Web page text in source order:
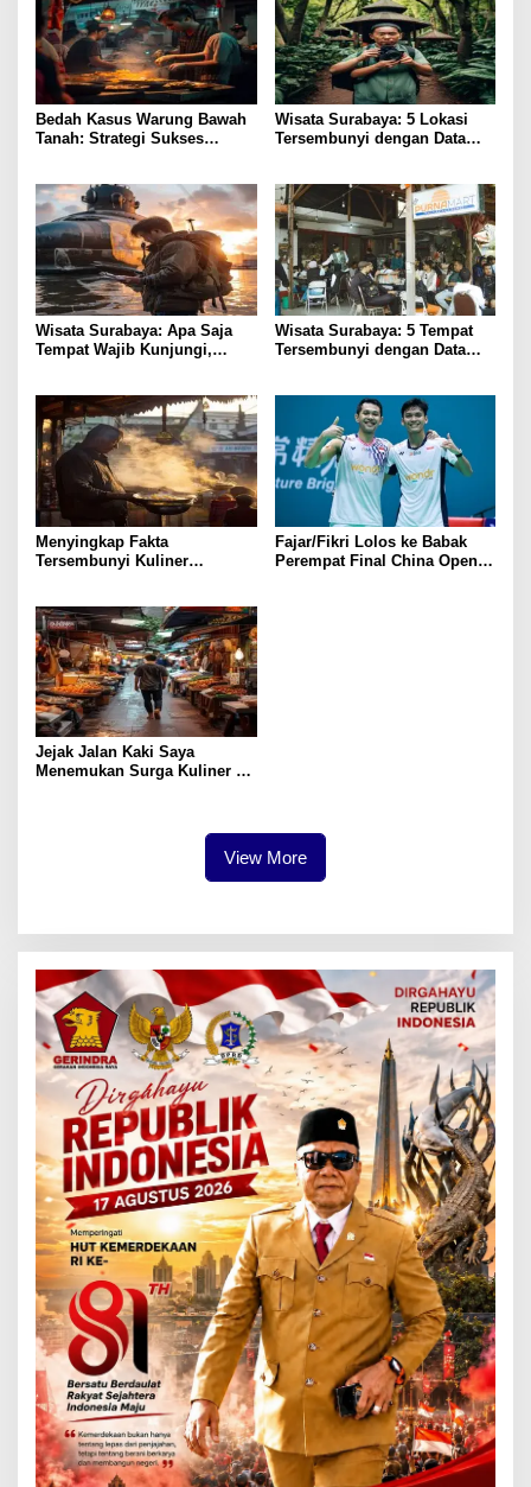
Bedah Kasus Warung Bawah
Tanah: Strategi Sukses
Wisata Surabaya: 5 Lokasi
Tersembunyi dengan Data
Wisata Surabaya: Apa Saja
Tempat Wajib Kunjungi,
Wisata Surabaya: 5 Tempat
Tersembunyi dengan Data
Menyingkap Fakta
Tersembunyi Kuliner
Fajar/Fikri Lolos ke Babak
Perempat Final China Open
Jejak Jalan Kaki Saya
Menemukan Surga Kuliner di
View More